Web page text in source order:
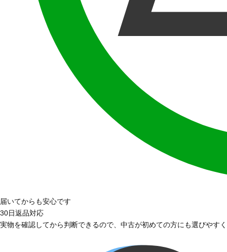
届いてからも安心です
30日返品対応
実物を確認してから判断できるので、中古が初めての方にも選びやす